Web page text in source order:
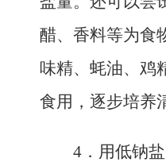
醋、香料等为食
味精、蚝油、鸡
食用，逐步培养
4． 用低钠